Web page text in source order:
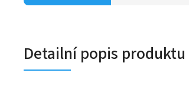
Detailní popis produktu